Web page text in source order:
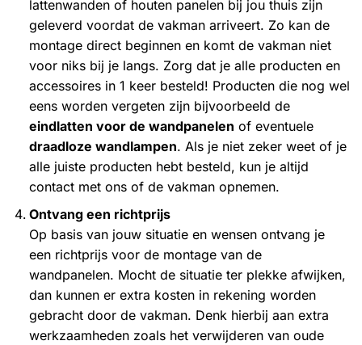
lattenwanden of houten panelen bij jou thuis zijn
geleverd voordat de vakman arriveert. Zo kan de
montage direct beginnen en komt de vakman niet
voor niks bij je langs. Zorg dat je alle producten en
accessoires in 1 keer besteld! Producten die nog wel
eens worden vergeten zijn bijvoorbeeld de
eindlatten voor de wandpanelen of eventuele
draadloze wandlampen. Als je niet zeker weet of je
alle juiste producten hebt besteld, kun je altijd
contact met ons of de vakman opnemen.
Ontvang een richtprijs
Op basis van jouw situatie en wensen ontvang je
een richtprijs voor de montage van de
wandpanelen. Mocht de situatie ter plekke afwijken,
dan kunnen er extra kosten in rekening worden
gebracht door de vakman. Denk hierbij aan extra
werkzaamheden zoals het verwijderen van oude